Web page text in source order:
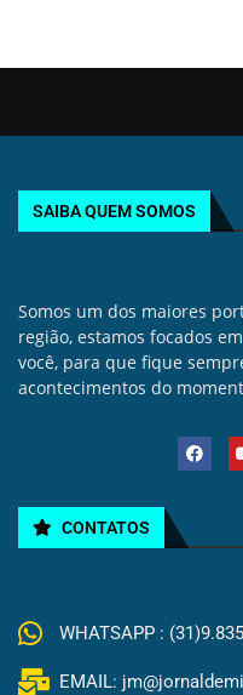
SAIBA QUEM SOMOS
Somos um dos maiores
região, estamos focados
você, para que fique
acontecimentos do
CONTATOS
WHATSAPP :
EMAIL: